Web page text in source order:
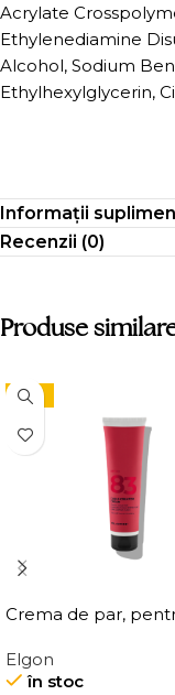
Acrylate
Ethylenediamine
Alcohol, Sodium
Ethylhexylglycerin,
Informații
Recenzii (0)
Produse
-15%
Crema de par,
Affixx 83 Curl Creator
Cream
Elgon
în stoc